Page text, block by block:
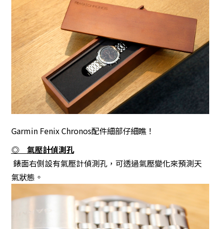
Garmin Fenix Chronos配件細部仔細瞧！
◎ 氣壓計偵測孔
錶面右側設有氣壓計偵測孔，可透過氣壓變化來預測天
氣狀態。